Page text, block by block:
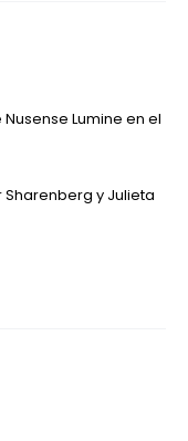
Lumine en el
Sharenberg y Julieta